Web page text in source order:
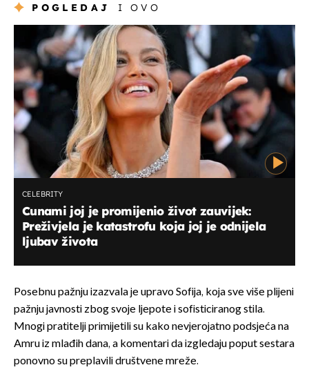
POGLEDAJ I OVO
CELEBRITY
Cunami joj je promijenio život zauvijek:
Preživjela je katastrofu koja joj je odnijela
ljubav života
Posebnu pažnju izazvala je upravo Sofija, koja sve više plijeni
pažnju javnosti zbog svoje ljepote i sofisticiranog stila.
Mnogi pratitelji primijetili su kako nevjerojatno podsjeća na
Amru iz mlađih dana, a komentari da izgledaju poput sestara
ponovno su preplavili društvene mreže.